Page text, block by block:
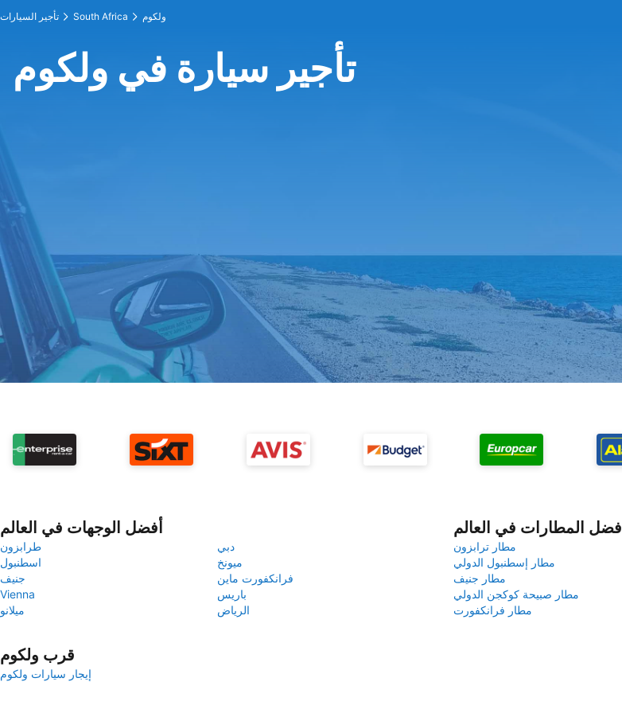
تأجير السيارات South Africa ولكوم
تأجير سيارة في ولكوم
أفضل الوجهات في العالم
طرابزون
دبي
اسطنبول
ميونخ
جنيف
فرانكفورت ماين
Vienna
باريس
ميلانو
الرياض
أفضل المطارات في العالم
مطار ترابزون
مطار إسطنبول الدولي
مطار جنيف
مطار صبيحة كوكجن الدولي
مطار فرانكفورت
قرب ولكوم
إيجار سيارات ولكوم